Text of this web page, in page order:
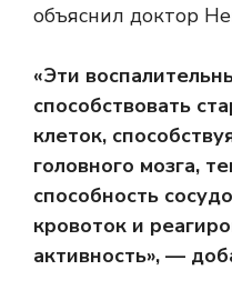
объяснил доктор
«Эти
способствовать
клеток,
головного мозга,
способность
кровоток и
активность», —